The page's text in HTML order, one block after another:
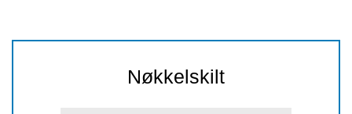
Nøkkelskilt